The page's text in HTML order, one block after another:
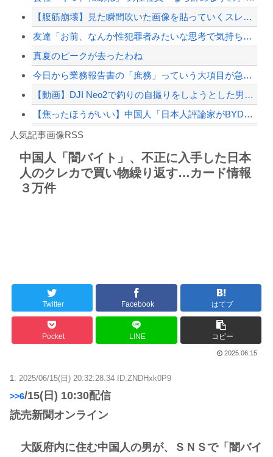
【画像】移民についての日本人の本音、だいたいこれｗｗｗｗ
【配信者】「金バエ」のSNS更新が1週間途絶え、様々な憶測が飛び交う。1週間ぶり...
Powered by livedoor 相互RSS
【腹筋崩壊】見た瞬間吹いた画像を貼っていくスレｗｗｗｗ
友達「お前、なんか性犯罪者みたいな思考で気持ち悪いな」言われたわ
真夏のピークが去ったわね
今日から業務報告書の「庶務」っていう大項目が急に廃止されたんだけど意味不明すぎる
【動画】DJI Neo2で釣りの自撮りをしようとした男の悲劇（ノ∇`）
【焦ったほうがいい】中国人「日本人評論家がBYDのラッコの装備を褒めてるけど中国...
しんのすけ「ギアスを手に入れたゾ」
8/4のニュース
Powered by livedoor 相互RSS
人気記事画像RSS
中国人「闇バイト」、不正に入手した日本
人のクレカで買い物繰り返す…カード情報
３万件
Twitter Facebook はてブ
Pocket LINE コピー
2025.06.15
1: 2025/06/15(日) 20:32:28.34 ID:ZNDHxk0P9
>>6/15(日) 10:30配信
読売新聞オンライン
大阪府内に住む中国人の男が、ＳＮＳで「闇バイ